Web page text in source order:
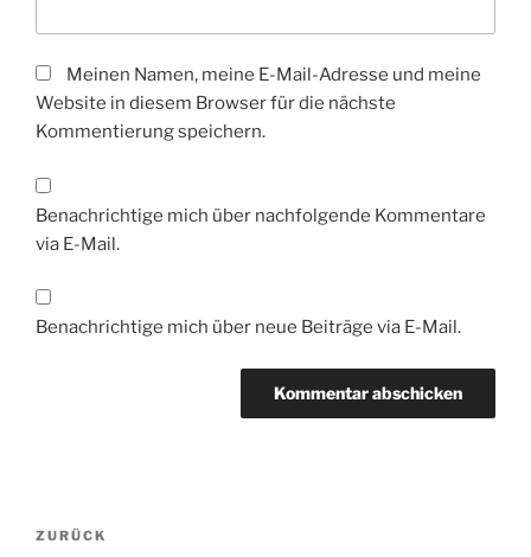
Meinen Namen, meine E-Mail-Adresse und meine
Website in diesem Browser für die nächste
Kommentierung speichern.
Benachrichtige mich über nachfolgende Kommentare
via E-Mail.
Benachrichtige mich über neue Beiträge via E-Mail.
Beitrags-
Vorheriger
ZURÜCK